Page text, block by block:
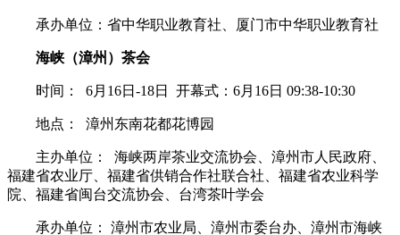
承办单位：省中华职业教育社、厦门市中华职业教育社
海峡（漳州）茶会
时间： 6月16日-18日 开幕式：6月16日 09:38-10:30
地点： 漳州东南花都花博园
主办单位： 海峡两岸茶业交流协会、漳州市人民政府、
福建省农业厅、福建省供销合作社联合社、福建省农业科学
院、福建省闽台交流协会、台湾茶叶学会
承办单位： 漳州市农业局、漳州市委台办、漳州市海峡